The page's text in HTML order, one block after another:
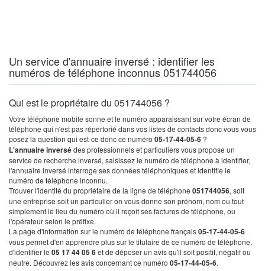
Un service d'annuaire inversé : identifier les
numéros de téléphone inconnus 051744056
Qui est le propriétaire du 051744056 ?
Votre téléphone mobile sonne et le numéro apparaissant sur votre écran de
téléphone qui n'est pas répertorié dans vos listes de contacts donc vous vous
posez la question qui est-ce donc ce numéro 05-17-44-05-6 ?
L'annuaire inversédes professionnels et particuliers vous propose un
service de recherche inversé, saisissez le numéro de téléphone à identifier,
l'annuaire inversé interroge ses données téléphoniques et identifie le
numéro de téléphone inconnu.
Trouver l'identité du propriétaire de la ligne de téléphone 051744056, soit
une entreprise soit un particulier on vous donne son prénom, nom ou tout
simplement le lieu du numéro où il reçoit ses factures de téléphone, ou
l'opérateur selon le préfixe.
La page d'information sur le numéro de téléphone français05-17-44-05-6
vous permet d'en apprendre plus sur le titulaire de ce numéro de téléphone,
d'identifier le 05 17 44 05 6et de déposer un avis qu'il soit positif, négatif ou
neutre. Découvrez les avis concernant ce numéro 05-17-44-05-6.